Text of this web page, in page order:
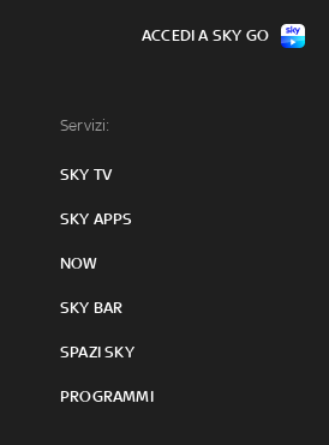
Servizi:
SKY TV
SKY APPS
NOW
SKY BAR
SPAZI SKY
PROGRAMMI
ACCEDI A SKY GO